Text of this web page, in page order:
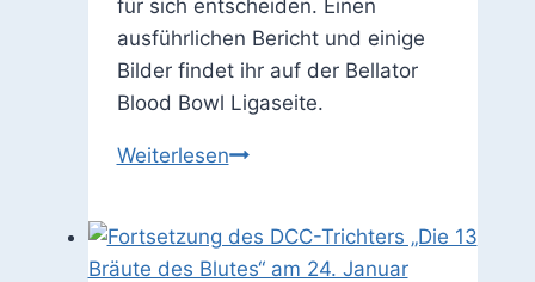
für sich entscheiden. Einen
ausführlichen Bericht und einige
Bilder findet ihr auf der Bellator
Blood Bowl Ligaseite.
WeiterlesenSpannendes
Spiel